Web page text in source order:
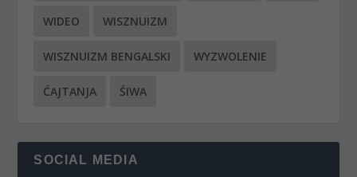
WIDEO WISZNUIZM
WISZNUIZM BENGALSKI WYZWOLENIE
ĆAJTANJA ŚIWA
SOCIAL MEDIA